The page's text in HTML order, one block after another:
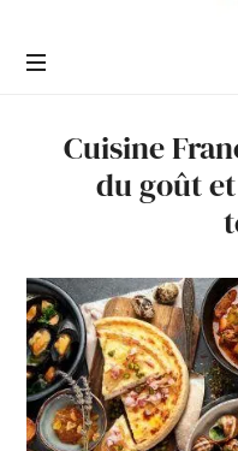
www.guidedesaliments.com
Cuisine
du goût